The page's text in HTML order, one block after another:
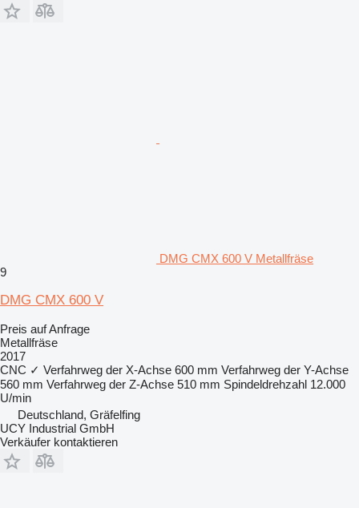
DMG CMX 600 V Metallfräse
9
DMG CMX 600 V
Preis auf Anfrage
Metallfräse
2017
CNC ✓ Verfahrweg der X-Achse 600 mm Verfahrweg der Y-Achse
560 mm Verfahrweg der Z-Achse 510 mm Spindeldrehzahl 12.000
U/min
Deutschland, Gräfelfing
UCY Industrial GmbH
Verkäufer kontaktieren